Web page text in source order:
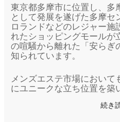
東京都多摩市に位置し、多
として発展を遂げた多摩セ
ロランドなどのレジャー施
れたショッピングモールが
の喧騒から離れた「安らぎ
知られています。
メンズエステ市場において
にユニークな立ち位置を築
広々とした街並みが提供す
続き